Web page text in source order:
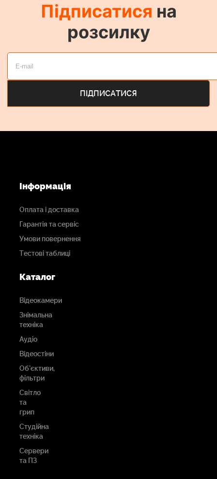
Підписатися на
розсилку
Інформація
Оплата і доставка
Гарантія та сервіс
Умови повернення
Тестові таблиці
Каталог
Відеокамери
Знімальна
техніка
Аудіо
Відеостіни
Об'єктиви,
фільтри
Світло
та
грип
Студійна
техніка
Сервери
та ПЗ